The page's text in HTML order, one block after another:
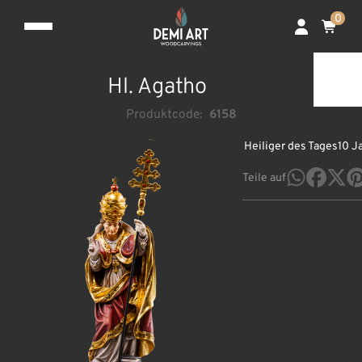
0
Hl. Agatho
Produktcode: 6158
Heiliger des Tages10
Teile auf